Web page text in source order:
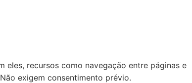
eles, recursos como navegação entre páginas e
exigem consentimento prévio.